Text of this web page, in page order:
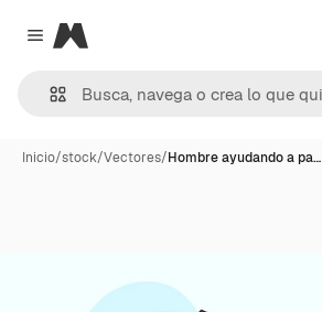
Close menu
Magnific
Inicio/stock/Vectores/Hombre ayudando a pa…